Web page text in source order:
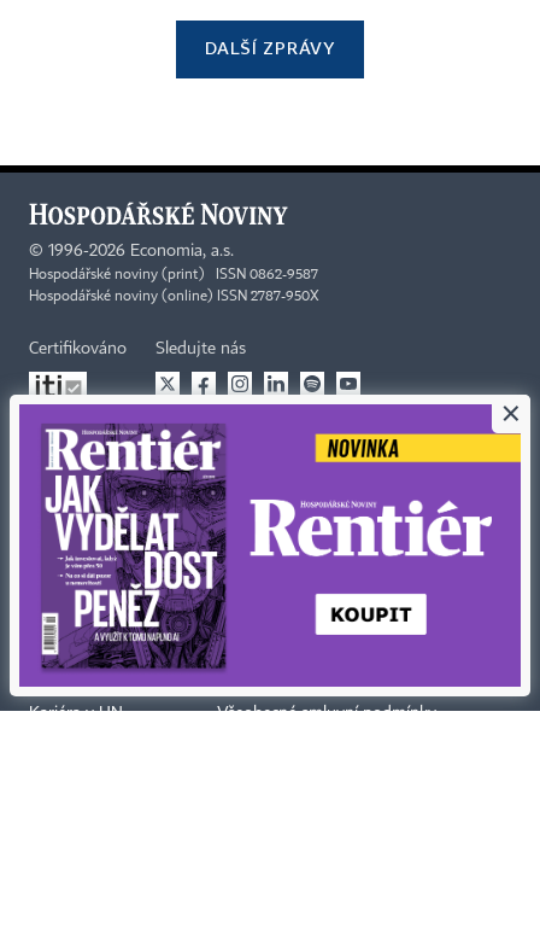
DALŠÍ ZPRÁVY
© 1996-2026 Economia, a.s.
Hospodářské noviny (print) ISSN 0862-9587
Hospodářské noviny (online) ISSN 2787-950X
Certifikováno Sledujte nás
Stáhněte si aplikaci HN
Kontakty
Tiráž redakce HN
Economia
Kariéra v HN
Ochrana osobních údajů
Prohlášení o cookies
Nastavení soukromí
Všeobecné smluvní podmínky
×